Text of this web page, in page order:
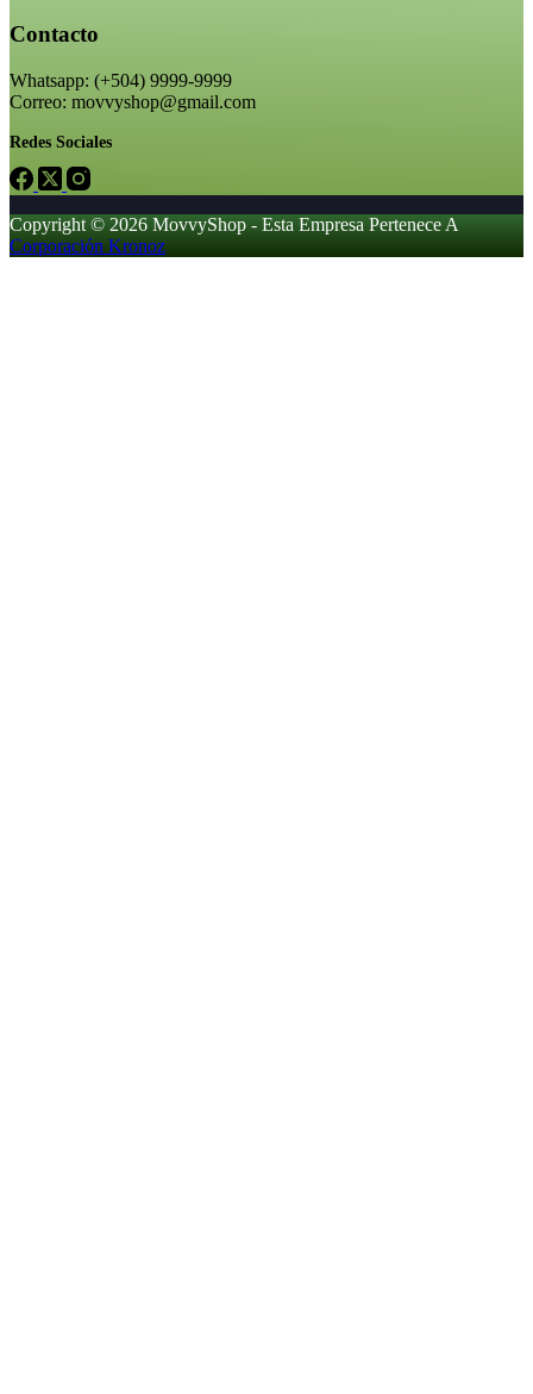
Contacto
Whatsapp: (+504) 9999-9999
Correo: movvyshop@gmail.com
Redes Sociales
Copyright © 2026 MovvyShop - Esta Empresa Pertenece A
Corporación Kronoz